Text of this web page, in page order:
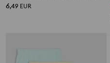
6,49 EUR